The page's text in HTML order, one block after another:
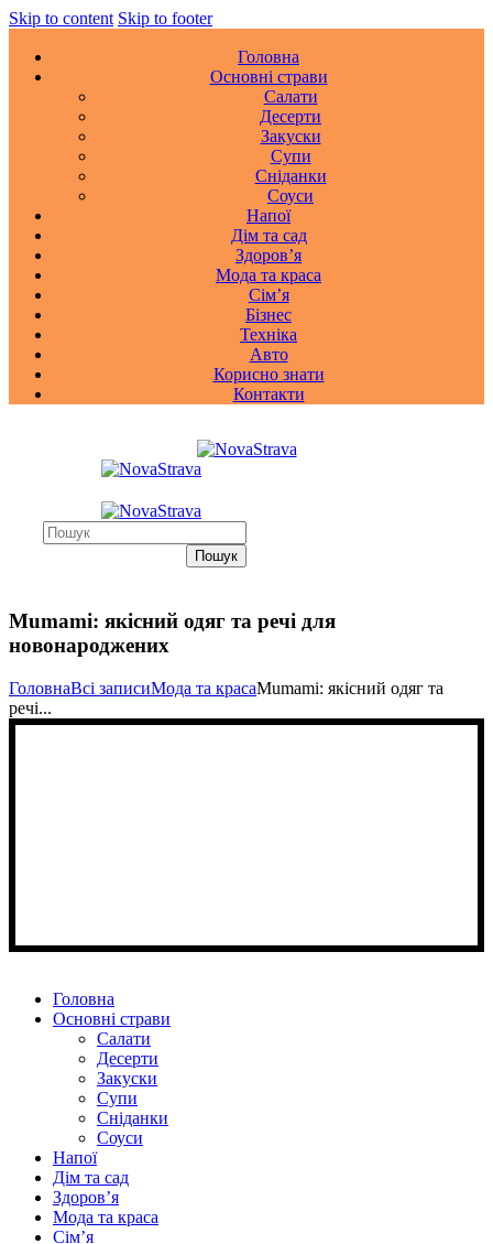
Skip to content Skip to footer
Головна
Основні страви
Салати
Десерти
Закуски
Супи
Сніданки
Соуси
Напої
Дім та сад
Здоровʼя
Мода та краса
Сімʼя
Бізнес
Техніка
Авто
Корисно знати
Контакти
Пошук
Mumami: якісний одяг та речі для
новонароджених
ГоловнаВсі записиМода та красаMumami: якісний одяг та
речі...
Головна
Основні страви
Салати
Десерти
Закуски
Супи
Сніданки
Соуси
Напої
Дім та сад
Здоровʼя
Мода та краса
Сімʼя